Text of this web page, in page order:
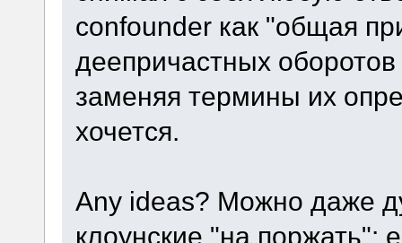
confounder как "общая
деепричастных
заменяя термины их
хочется.
Any ideas? Можно даже
клоунские "на поржать":